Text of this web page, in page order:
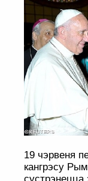
19 чэрвеня
кангрэсу